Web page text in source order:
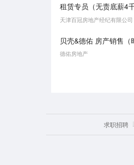
租赁专员（无责底薪4千＋
天津百冠房地产经纪有限公司
贝壳&德佑 房产销售（时间自由+轻
德佑房地产
求职招聘